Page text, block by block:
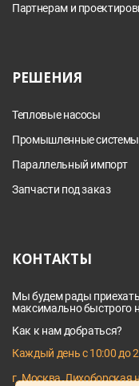
Партнерам и
РЕШЕНИЯ
Тепловые насосы
Промышленные
Параллельный импорт
Запчасти под заказ
КОНТАКТЫ
Мы будем рады
максимально быстрого
Как к нам добраться?
Каждый день с 10:00 до
г. Москва, Лихоборская